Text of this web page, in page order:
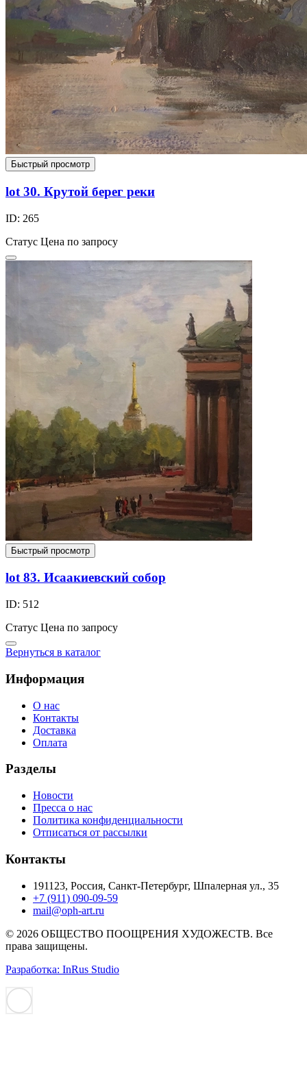
Быстрый просмотр
lot 30. Крутой берег реки
ID: 265
Статус Цена по запросу
Быстрый просмотр
lot 83. Исаакиевский собор
ID: 512
Статус Цена по запросу
Вернуться в каталог
Информация
О нас
Контакты
Доставка
Оплата
Разделы
Новости
Пресса о нас
Политика конфиденциальности
Отписаться от рассылки
Контакты
191123, Россия, Санкт-Петербург, Шпалерная ул., 35
+7 (911) 090-09-59
mail@oph-art.ru
© 2026 ОБЩЕСТВО ПООЩРЕНИЯ ХУДОЖЕСТВ. Все
права защищены.
Разработка: InRus Studio